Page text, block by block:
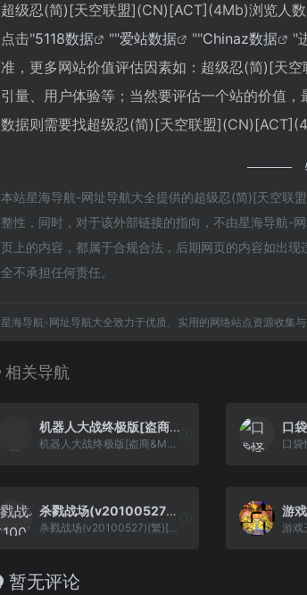
超级忍(简)[天空联盟](CN)[ACT](4Mb)浏览人
点击"5118数据 ""爱站数据 ""Chinaz数据
"
准，更多网站价值评估因素如：超级忍(简)[天
引量、用户体验等；当然要评估一个站的价值
数据则需要找超级忍(简)[天空联盟
本站星海导航-网址导航大全提供的超级忍(简)[天空联
整性，同时，对于该外部链接的指向，不由星海导航-
页上的内容，都属于合规合法，后期网页的内容如出
全不承担任何责任。
星海导航-网址导航大全致力于优质、实用的网络站点资源收集与
相关导航
机器人大战终极版[盗商&Maxzhou88][繁](JP)(256Mb)
机器人大战终极版[盗商&Maxzhou88][繁](JP)(256Mb)
杀戮战场(v20100527)(繁)[Nokoh](JP)[STG](0.37Mb)
杀戮战场(v20100527)(繁)[Nokoh](JP)[STG](0.37Mb)
暂无评论